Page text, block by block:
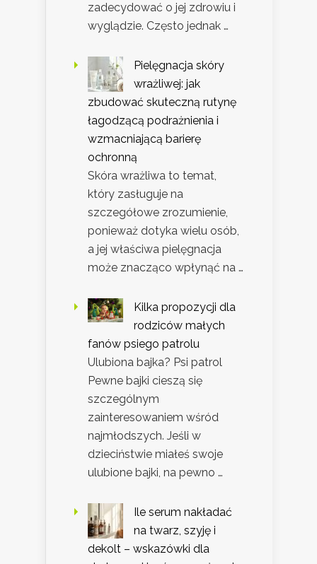
zadecydować o jej zdrowiu i
wyglądzie. Często jednak …
Pielęgnacja skóry
wrażliwej: jak
zbudować skuteczną rutynę
łagodzącą podrażnienia i
wzmacniającą barierę
ochronną
Skóra wrażliwa to temat,
który zasługuje na
szczegółowe zrozumienie,
ponieważ dotyka wielu osób,
a jej właściwa pielęgnacja
może znacząco wpłynąć na …
Kilka propozycji dla
rodziców małych
fanów psiego patrolu
Ulubiona bajka? Psi patrol
Pewne bajki cieszą się
szczególnym
zainteresowaniem wśród
najmłodszych. Jeśli w
dzieciństwie miałeś swoje
ulubione bajki, na pewno …
Ile serum nakładać
na twarz, szyję i
dekolt – wskazówki dla